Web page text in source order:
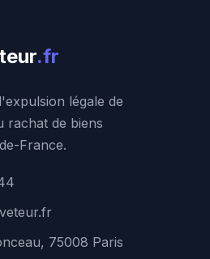
.fr
légale de
rachat de biens
France.
75008 Paris